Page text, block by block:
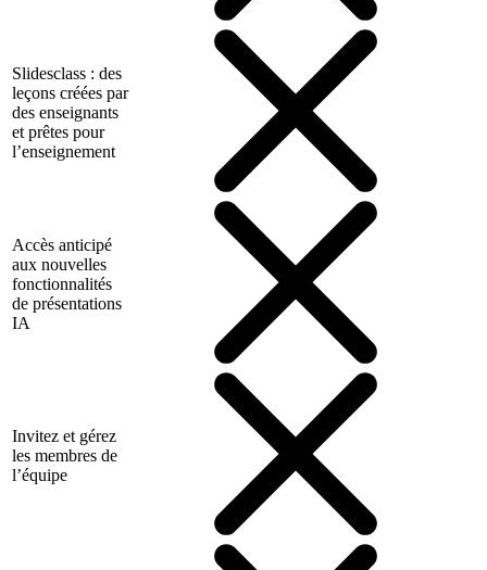
Slidesclass : des
leçons créées par
des enseignants
et prêtes pour
l’enseignement
Accès anticipé
aux nouvelles
fonctionnalités
de présentations
IA
Invitez et gérez
les membres de
l’équipe